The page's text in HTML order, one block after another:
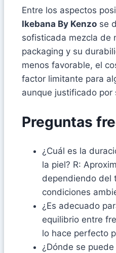
Entre los aspectos
Ikebana By Kenzo se
sofisticada mezcla de
packaging y su
menos favorable, el
factor limitante para
aunque justificado por
Preguntas
¿Cuál es la
la piel? R:
dependiendo del
condiciones
¿Es adecuado
equilibrio entre
lo hace perfecto
¿Dónde se